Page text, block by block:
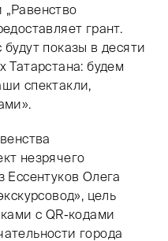
грант.
показы в десяти
Татарстана: будем
спектакли,
незрячего
Ессентуков Олега
цель
с QR-кодами
города